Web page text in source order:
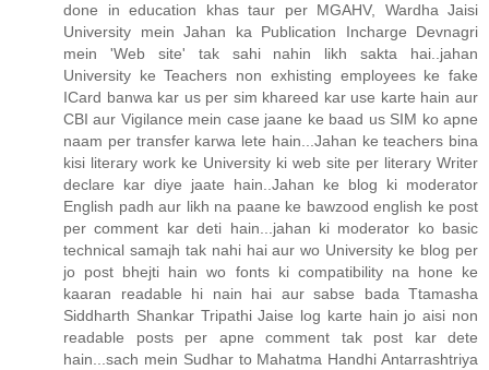
done in education khas taur per MGAHV, Wardha Jaisi
University mein Jahan ka Publication Incharge Devnagri
mein 'Web site' tak sahi nahin likh sakta hai..jahan
University ke Teachers non exhisting employees ke fake
ICard banwa kar us per sim khareed kar use karte hain aur
CBI aur Vigilance mein case jaane ke baad us SIM ko apne
naam per transfer karwa lete hain...Jahan ke teachers bina
kisi literary work ke University ki web site per literary Writer
declare kar diye jaate hain..Jahan ke blog ki moderator
English padh aur likh na paane ke bawzood english ke post
per comment kar deti hain...jahan ki moderator ko basic
technical samajh tak nahi hai aur wo University ke blog per
jo post bhejti hain wo fonts ki compatibility na hone ke
kaaran readable hi nain hai aur sabse bada Ttamasha
Siddharth Shankar Tripathi Jaise log karte hain jo aisi non
readable posts per apne comment tak post kar dete
hain...sach mein Sudhar to Mahatma Handhi Antarrashtriya